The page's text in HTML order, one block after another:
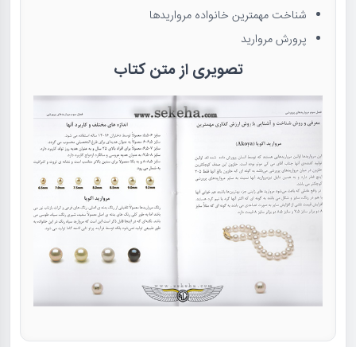
شناخت مهمترین خانواده مرواریدها
پرورش مروارید
تصویری از متن کتاب